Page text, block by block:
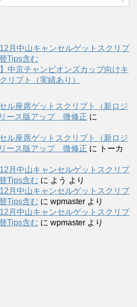
月中山キャンセルゲットスクリプ
Tips含む
中京チャンピオンズカップ向けキ
リプト（実績あり）
ル座席ゲットスクリプト（新ロジ
ース版アップ 微修正 に
ル座席ゲットスクリプト（新ロジ
ース版アップ 微修正 に
トーカ
月中山キャンセルゲットスクリプ
Tips含む に よう より
月中山キャンセルゲットスクリプ
Tips含む に wpmaster より
月中山キャンセルゲットスクリプ
Tips含む に wpmaster より